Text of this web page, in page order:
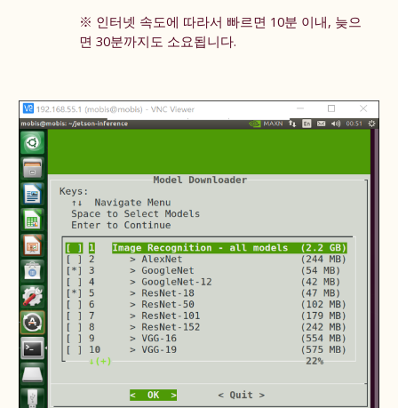
※ 인터넷 속도에 따라서 빠르면 10분 이내, 늦으
면 30분까지도 소요됩니다.